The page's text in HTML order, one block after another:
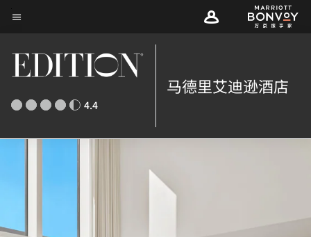
Skip
main
content
4.4
马德里艾迪逊酒店